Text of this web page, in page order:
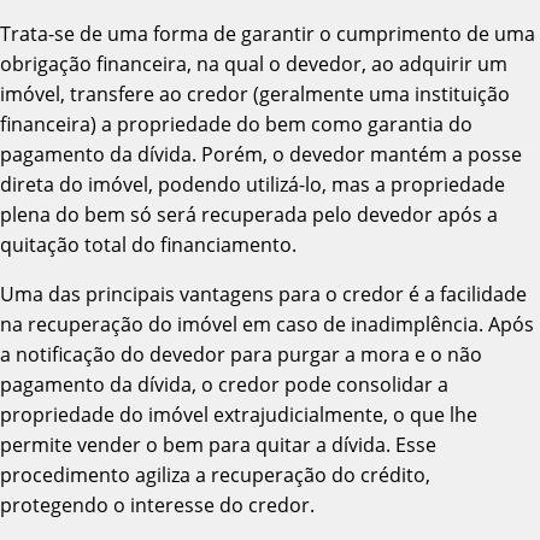
Trata-se de uma forma de garantir o cumprimento de uma
obrigação financeira, na qual o devedor, ao adquirir um
imóvel, transfere ao credor (geralmente uma instituição
financeira) a propriedade do bem como garantia do
pagamento da dívida. Porém, o devedor mantém a posse
direta do imóvel, podendo utilizá-lo, mas a propriedade
plena do bem só será recuperada pelo devedor após a
quitação total do financiamento.
Uma das principais vantagens para o credor é a facilidade
na recuperação do imóvel em caso de inadimplência. Após
a notificação do devedor para purgar a mora e o não
pagamento da dívida, o credor pode consolidar a
propriedade do imóvel extrajudicialmente, o que lhe
permite vender o bem para quitar a dívida. Esse
procedimento agiliza a recuperação do crédito,
protegendo o interesse do credor.